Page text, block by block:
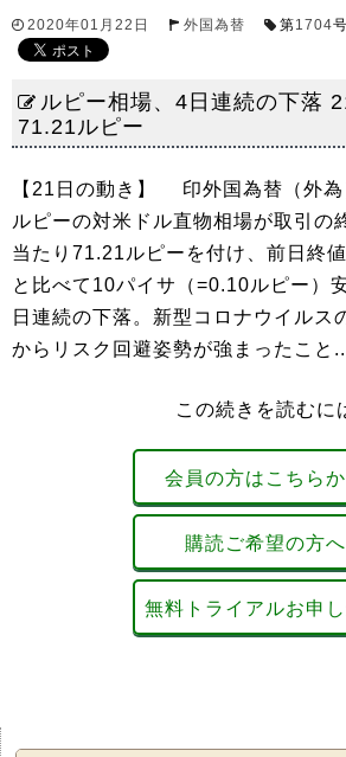
2020年01月22日 外国為替 第1704号
ルピー相場、4日連続の下落
71.21ルピー
【21日の動き】 印外国為替（外為
ルピーの対米ドル直物相場が取引の
当たり71.21ルピーを付け、前日終
と比べて10パイサ（=0.10ルピー）
日連続の下落。新型コロナウイルス
からリスク回避姿勢が強まったこと
この続きを読むに
会員の方はこちら
購読ご希望の方へ
無料トライアルお申